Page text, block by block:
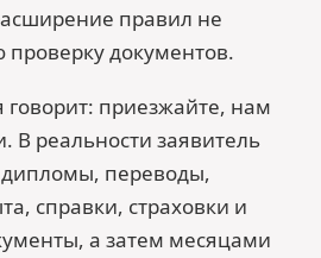
правил не
документов.
приезжайте, нам
В реальности заявитель
переводы,
справки, страховки и
а затем месяцами